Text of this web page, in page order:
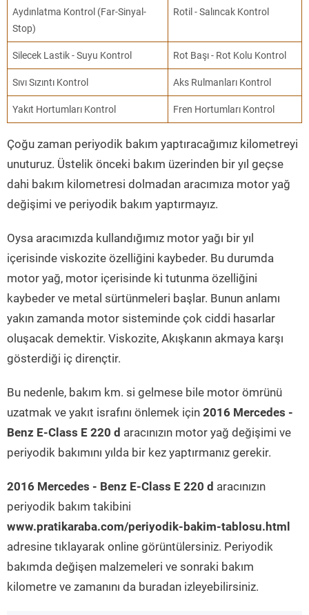
Aydınlatma Kontrol (Far-Sinyal-
Stop)
Rotil - Salıncak Kontrol
Silecek Lastik - Suyu Kontrol Rot Başı - Rot Kolu Kontrol
Sıvı Sızıntı Kontrol Aks Rulmanları Kontrol
Yakıt Hortumları Kontrol Fren Hortumları Kontrol
Çoğu zaman periyodik bakım yaptıracağımız kilometreyi
unuturuz. Üstelik önceki bakım üzerinden bir yıl geçse
dahi bakım kilometresi dolmadan aracımıza motor yağ
değişimi ve periyodik bakım yaptırmayız.
Oysa aracımızda kullandığımız motor yağı bir yıl
içerisinde viskozite özelliğini kaybeder. Bu durumda
motor yağ, motor içerisinde ki tutunma özelliğini
kaybeder ve metal sürtünmeleri başlar. Bunun anlamı
yakın zamanda motor sisteminde çok ciddi hasarlar
oluşacak demektir. Viskozite, Akışkanın akmaya karşı
gösterdiği iç dirençtir.
Bu nedenle, bakım km. si gelmese bile motor ömrünü
uzatmak ve yakıt israfını önlemek için 2016 Mercedes -
Benz E-Class E 220 d aracınızın motor yağ değişimi ve
periyodik bakımını yılda bir kez yaptırmanız gerekir.
2016 Mercedes - Benz E-Class E 220 d aracınızın
periyodik bakım takibini
www.pratikaraba.com/periyodik-bakim-tablosu.html
adresine tıklayarak online görüntülersiniz. Periyodik
bakımda değişen malzemeleri ve sonraki bakım
kilometre ve zamanını da buradan izleyebilirsiniz.